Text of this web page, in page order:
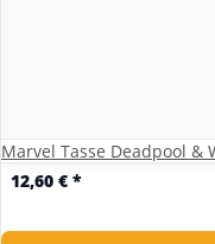
Marvel Tasse Deadpool &
12,60 € *